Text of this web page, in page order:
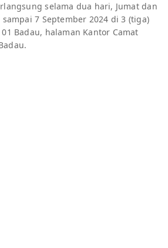
selama dua hari, Jumat dan
7 September 2024 di 3 (tiga)
Badau, halaman Kantor Camat